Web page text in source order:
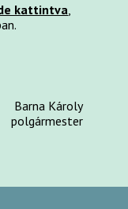
kattintva
Barna Károly
polgármester